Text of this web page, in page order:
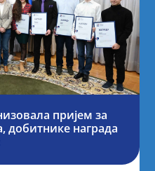
пријем за
добитнике награда